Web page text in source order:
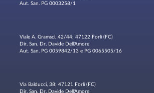
Aut. San. PG 0003258/1
Viale A. Gramsci, 42/44; 47122 Forlì (FC)
Dir. San. Dr. Davide Dell'Amore
Aut. San. PG 0059842/13 e PG 0065505/16
Via Balducci, 38; 47121 Forlì (FC)
Dir. San. Dr. Davide Dell'Amore